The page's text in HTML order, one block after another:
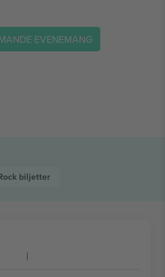
EVENEMANG
biljetter